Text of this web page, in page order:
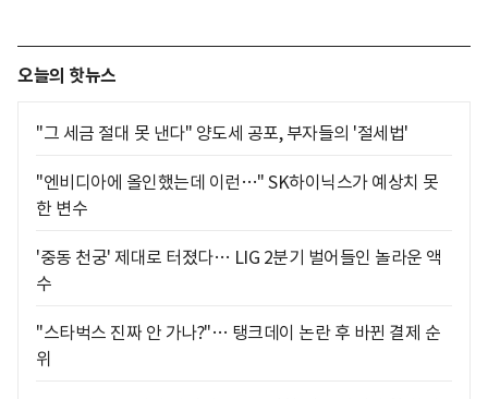
오늘의 핫뉴스
"그 세금 절대 못 낸다" 양도세 공포, 부자들의 '절세법'
"엔비디아에 올인했는데 이런…" SK하이닉스가 예상치 못
한 변수
'중동 천궁' 제대로 터졌다… LIG 2분기 벌어들인 놀라운 액
수
"스타벅스 진짜 안 가나?"… 탱크데이 논란 후 바뀐 결제 순
위